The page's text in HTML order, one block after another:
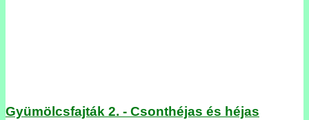
Gyümölcsfajták 2. - Csonthéjas és héjas